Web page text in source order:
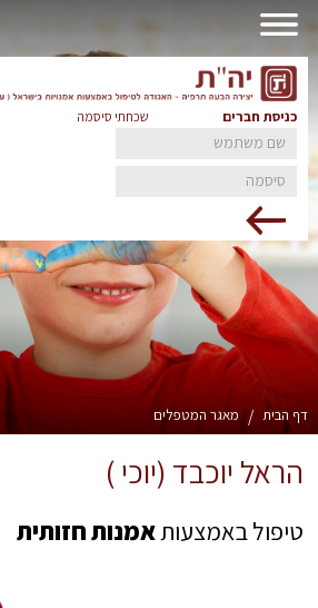
כניסת חברים שכחתי סיסמה
דף הבית / מאגר המטפלים
הראל יוכבד (יוכי )
טיפול באמצעותאמנות חזותית